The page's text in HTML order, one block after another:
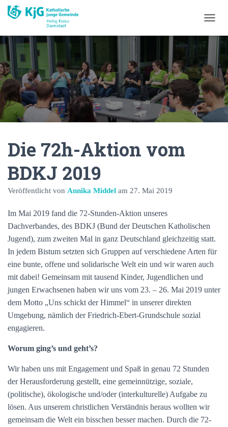
A
G
A
T
I
O
N
U
Die 72h-Aktion vom
BDKJ 2019
Veröffentlicht von Annika Middel am 27. Mai 2019
Im Mai 2019 fand die 72-Stunden-Aktion unseres
Dachverbandes, des BDKJ (Bund der Deutschen Katholischen
Jugend), zum zweiten Mal in ganz Deutschland gleichzeitig statt.
In jedem Bistum setzten sich Gruppen auf verschiedene Arten für
eine bunte, offene und solidarische Welt ein und wir waren auch
mit dabei! Gemeinsam mit tausend Kinder, Jugendlichen und
jungen Erwachsenen haben wir uns vom 23. – 26. Mai 2019 unter
dem Motto „Uns schickt der Himmel“ in unserer direkten
Umgebung, nämlich der Friedrich-Ebert-Grundschule sozial
engagieren.
Worum ging’s und geht’s?
Wir haben uns mit Engagement und Spaß in genau 72 Stunden
der Herausforderung gestellt, eine gemeinnützige, soziale,
(politische), ökologische und/oder (interkulturelle) Aufgabe zu
lösen. Aus unserem christlichen Verständnis heraus wollten wir
gemeinsam die Welt ein bisschen besser machen. Durch die 72-